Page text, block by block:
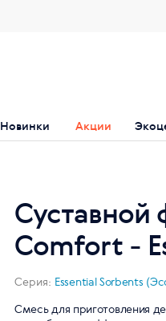
Новинки Акции
Суставной
Comfort -
Серия: Essential Sorbents
Смесь для приготовления